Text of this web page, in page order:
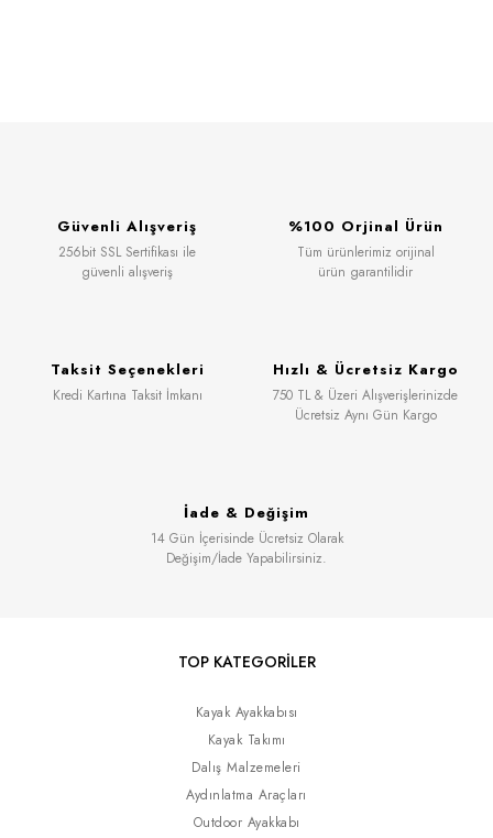
Güvenli Alışveriş
256bit SSL Sertifikası ile
güvenli alışveriş
%100 Orjinal Ürün
Tüm ürünlerimiz orijinal
ürün garantilidir
Taksit Seçenekleri
Kredi Kartına Taksit İmkanı
Hızlı & Ücretsiz Kargo
750 TL & Üzeri Alışverişlerinizde
Ücretsiz Aynı Gün Kargo
İade & Değişim
14 Gün İçerisinde Ücretsiz Olarak
Değişim/İade Yapabilirsiniz.
TOP KATEGORİLER
Kayak Ayakkabısı
Kayak Takımı
Dalış Malzemeleri
Aydınlatma Araçları
Outdoor Ayakkabı